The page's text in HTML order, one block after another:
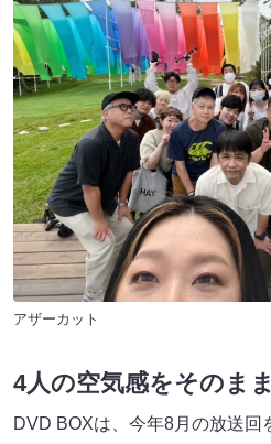
アザーカット
4人の空気感をそのま
DVD BOXは、今年8月の放送回